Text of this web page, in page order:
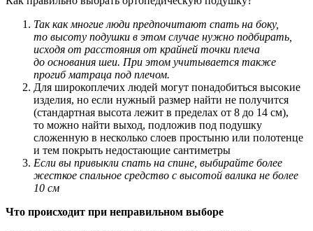
Так как многие люди предпочитают спать на боку,
то высоту подушки в этом случае нужно подбирать,
исходя от расстояния от крайней точки плеча
до основания шеи. При этом учитывается также
прогиб матраца под плечом.
Для широкоплечих людей могут понадобиться высокие
изделия, но если нужный размер найти не получится
(стандартная высота лежит в пределах от 8 до 14 см),
то можно найти выход, подложив под подушку
сложенную в несколько слоев простыню или полотенце
и тем покрыть недостающие сантиметры
Если вы привыкли спать на спине, выбирайте более
жесткое спальное средство с высотой валика не более
10 см
Что происходит при неправильном выборе